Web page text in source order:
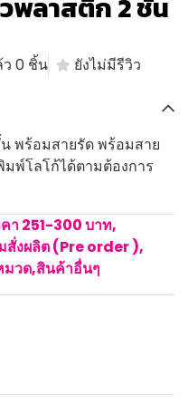
0 ชิ้น
ยังไม่มีรีวิว
พร้อมสายรัด พร้อมสาย
พ์โลโก้ได้ตามต้องการ
า 251-300 บาท,
สั่งผลิต (Pre order ),
มวด,สินค้าอื่นๆ